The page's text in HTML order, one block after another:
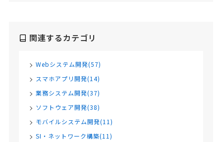
関連するカテゴリ
Webシステム開発(57)
スマホアプリ開発(14)
業務システム開発(37)
ソフトウェア開発(38)
モバイルシステム開発(11)
SI・ネットワーク構築(11)